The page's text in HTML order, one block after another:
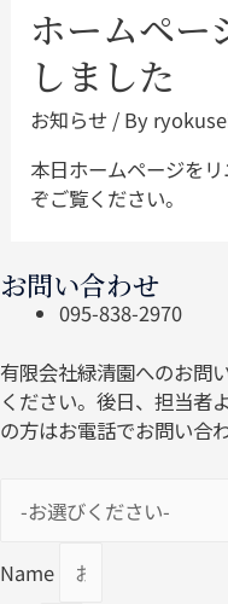
ホームペー
しました
お知らせ / By
本日ホームページを
ぞご覧ください。
お問い合わせ
095-838-2970
有限会社緑清園へのお問
ください。後日、担当者
の方はお電話でお問い合
Name